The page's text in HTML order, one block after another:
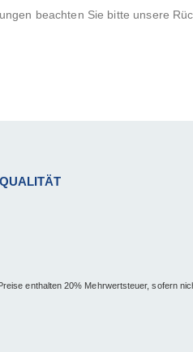
beachten Sie bitte unsere
enthalten 20% Mehrwertsteuer, sofern